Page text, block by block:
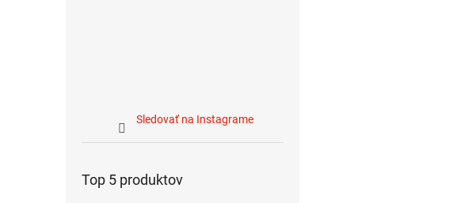
Sledovať na Instagrame
Top 5 produktov